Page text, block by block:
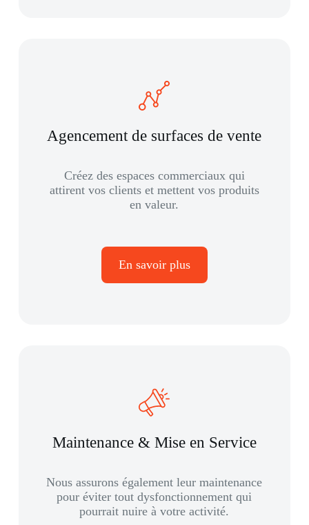
Agencement de surfaces de vente
Créez des espaces commerciaux qui
attirent vos clients et mettent vos produits
en valeur.
En savoir plus
Maintenance & Mise en Service
Nous assurons également leur maintenance
pour éviter tout dysfonctionnement qui
pourrait nuire à votre activité.